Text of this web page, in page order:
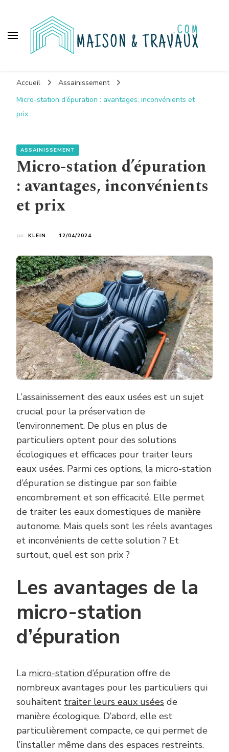
Accueil
Assainissement
Micro-station d’épuration : avantages, inconvénients et
prix
ASSAINISSEMENT
Micro-station d’épuration
: avantages, inconvénients
et prix
par KLEIN 12/04/2024
L’assainissement des eaux usées est un sujet
crucial pour la préservation de
l’environnement. De plus en plus de
particuliers optent pour des solutions
écologiques et efficaces pour traiter leurs
eaux usées. Parmi ces options, la micro-station
d’épuration se distingue par son faible
encombrement et son efficacité. Elle permet
de traiter les eaux domestiques de manière
autonome. Mais quels sont les réels avantages
et inconvénients de cette solution ? Et
surtout, quel est son prix ?
Les avantages de la
micro-station
d’épuration
La micro-station d’épuration offre de
nombreux avantages pour les particuliers qui
souhaitent traiter leurs eaux usées de
manière écologique. D’abord, elle est
particulièrement compacte, ce qui permet de
l’installer même dans des espaces restreints.